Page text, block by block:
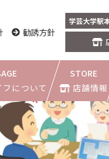
勧誘方針
学芸大学駅
について
STORE
店舗情報
学芸大学駅本店
都立大学駅前店